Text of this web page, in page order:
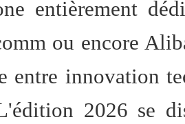
entièrement
ou encore
entre innovation
2026 se